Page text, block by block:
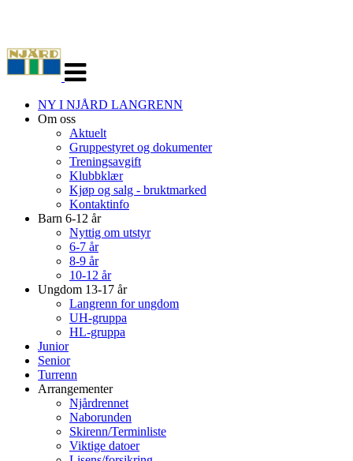
navigasjon
NY I NJÅRD LANGRENN
Om oss
Aktuelt
Gruppestyret og dokumenter
Treningsavgift
Klubbklær
Kjøp og salg - bruktmarked
Kontaktinfo
Barn 6-12 år
Nyttig om utstyr
6-7 år
8-9 år
10-12 år
Ungdom 13-17 år
Langrenn for ungdom
UH-gruppa
HL-gruppa
Junior
Senior
Turrenn
Arrangementer
Njårdrennet
Naborunden
Skirenn/Terminliste
Viktige datoer